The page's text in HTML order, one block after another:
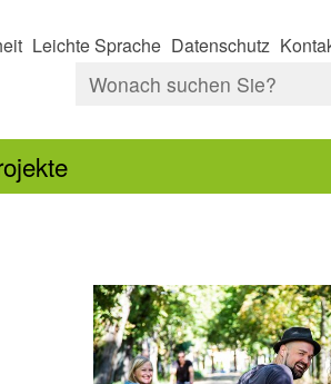
Leichte Sprache Datenschutz